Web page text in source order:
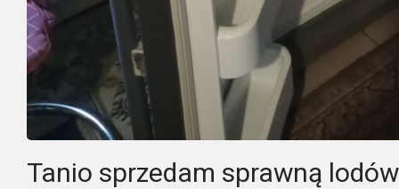
Tanio sprzedam sprawną